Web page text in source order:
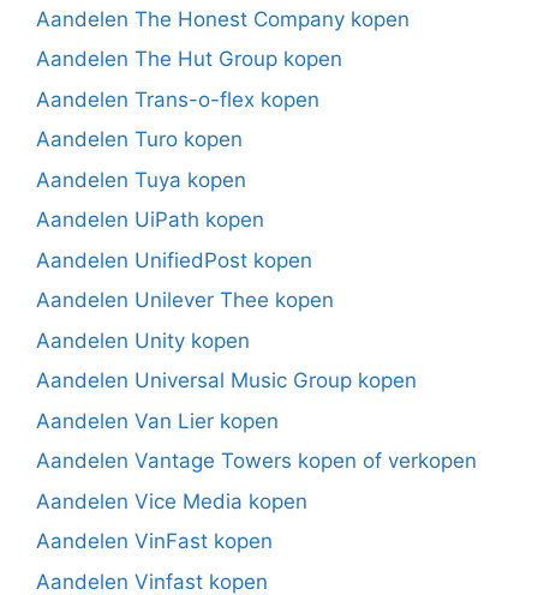
Aandelen The Honest Company kopen
Aandelen The Hut Group kopen
Aandelen Trans-o-flex kopen
Aandelen Turo kopen
Aandelen Tuya kopen
Aandelen UiPath kopen
Aandelen UnifiedPost kopen
Aandelen Unilever Thee kopen
Aandelen Unity kopen
Aandelen Universal Music Group kopen
Aandelen Van Lier kopen
Aandelen Vantage Towers kopen of verkopen
Aandelen Vice Media kopen
Aandelen VinFast kopen
Aandelen Vinfast kopen